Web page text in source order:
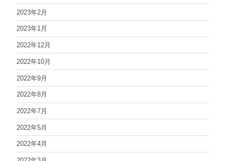
2023年2月
2023年1月
2022年12月
2022年10月
2022年9月
2022年8月
2022年7月
2022年5月
2022年4月